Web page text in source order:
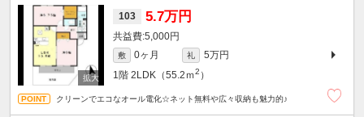
103 5.7万円
5,000円
敷 0ヶ月 礼
5万円
1階 2LDK（55.2ｍ2 ）
クリーンでエコなオール電化☆ネット無料や広々収納も魅力的♪